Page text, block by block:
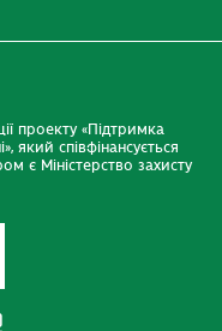
проекту «Підтримка
який співфінансується
є Міністерство захисту